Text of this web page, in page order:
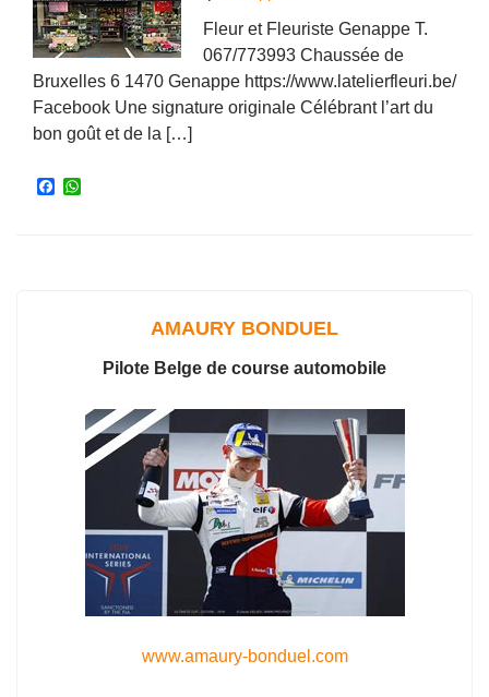
Fleur et Fleuriste Genappe T.
067/773993 Chaussée de
Bruxelles 6 1470 Genappe https://www.latelierfleuri.be/
Facebook Une signature originale Célébrant l’art du
bon goût et de la […]
F
AMAURY BONDUEL
Pilote Belge de course automobile
www.amaury-bonduel.com